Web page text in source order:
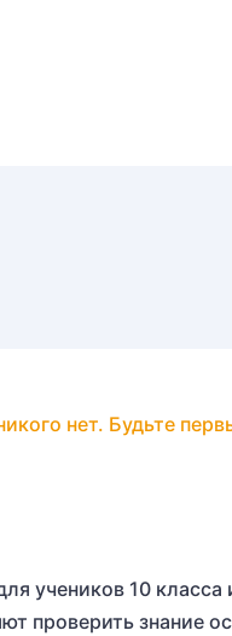
нет. Будьте
учеников 10
проверить знание